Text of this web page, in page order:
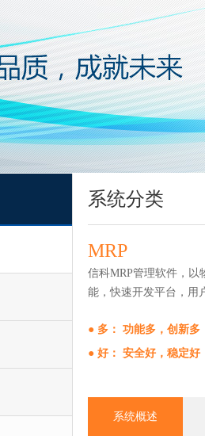
系统分类
MRP
信科MRP管理软件，
能，快速开发平台，用
● 多： 功能多，创新多
● 好： 安全好，稳定好
系统概述